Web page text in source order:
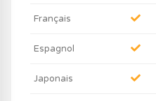
Français
Espagnol
Japonais